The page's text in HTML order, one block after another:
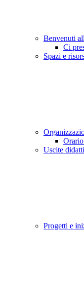
Benvenuti
Ci
Spazi e
Uscite
Progetti e